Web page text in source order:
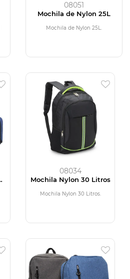
08051
Mochila de Nylon 25L
Mochila de Nylon 25L.
08034
Mochila Nylon 30 Litros
Mochila Nylon 30 Litros.